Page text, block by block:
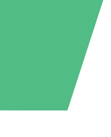
5
US$